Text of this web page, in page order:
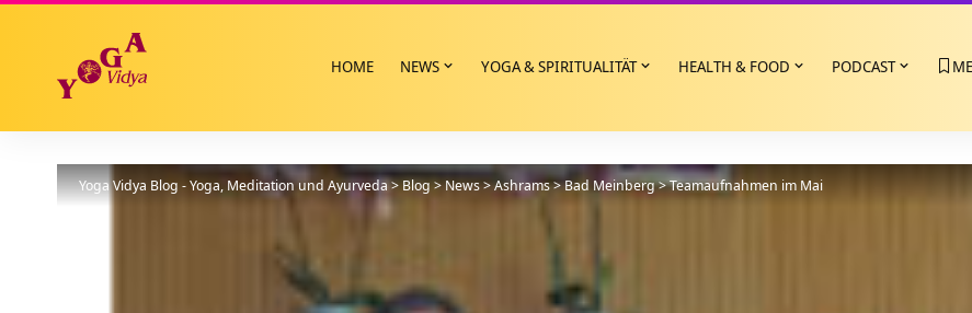
HOME NEWS YOGA & SPIRITUALITÄT HEALTH & FOOD PODCAST
Yoga Vidya Blog - Yoga, Meditation und Ayurveda>Blog>News>Ashrams>Bad Meinberg>Teamaufnahmen im Mai